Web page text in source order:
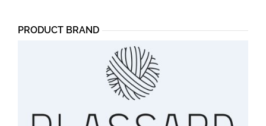
PRODUCT BRAND